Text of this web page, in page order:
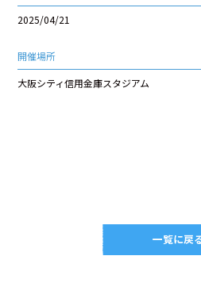
2025/04/21
開催場所
大阪シティ信用金庫スタジアム
一覧に戻